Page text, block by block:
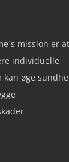
mission er at
individuelle
kan øge